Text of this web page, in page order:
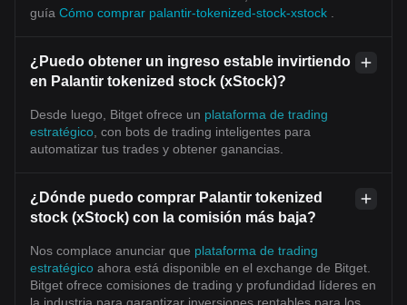
guía Cómo comprar palantir-tokenized-stock-xstock
¿Puedo obtener un ingreso estable invirtiendo
en Palantir tokenized stock (xStock)?
Desde luego, Bitget ofrece un plataforma de trading
estratégico , con bots de trading inteligentes para
automatizar tus trades y obtener ganancias.
¿Dónde puedo comprar Palantir tokenized
stock (xStock) con la comisión más baja?
Nos complace anunciar que plataforma de trading
estratégico ahora está disponible en el exchange de Bitget.
Bitget ofrece comisiones de trading y profundidad líderes en
la industria para garantizar inversiones rentables para los